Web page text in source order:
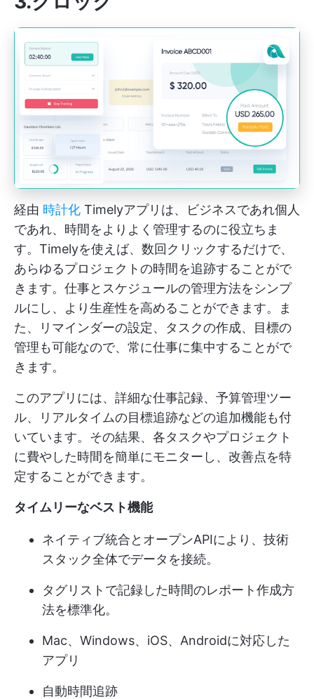
経由 時計化 Timelyアプリは、ビジネスであれ個人
であれ、時間をよりよく管理するのに役立ちま
す。Timelyを使えば、数回クリックするだけで、
あらゆるプロジェクトの時間を追跡することがで
きます。仕事とスケジュールの管理方法をシンプ
ルにし、より生産性を高めることができます。ま
た、リマインダーの設定、タスクの作成、目標の
管理も可能なので、常に仕事に集中することがで
きます。
このアプリには、詳細な仕事記録、予算管理ツー
ル、リアルタイムの目標追跡などの追加機能も付
いています。その結果、各タスクやプロジェクト
に費やした時間を簡単にモニターし、改善点を特
定することができます。
タイムリーなベスト機能
ネイティブ統合とオープンAPIにより、技術
スタック全体でデータを接続。
タグリストで記録した時間のレポート作成方
法を標準化。
Mac、Windows、iOS、Androidに対応した
アプリ
自動時間追跡